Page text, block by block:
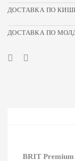
ДОСТАВКА ПО
ДОСТАВКА ПО
BRIT